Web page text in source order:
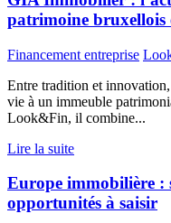
patrimoine bruxellois
Financement entreprise
Entre tradition et
vie à un immeuble
Look&Fin, il combine...
Lire la suite
Europe immobilière :
opportunités à saisir